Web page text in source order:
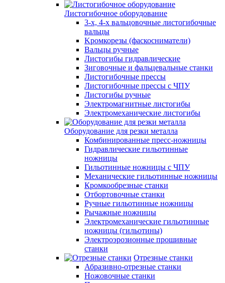
Листогибочное оборудование
3-х, 4-х вальцовочные листогибочные
вальцы
Kромкорезы (фаскосниматели)
Вальцы ручные
Листогибы гидравлические
Зиговочные и фальцевальные станки
Листогибочные прессы
Листогибочные прессы с ЧПУ
Листогибы ручные
Электромагнитные листогибы
Электромеханические листогибы
Оборудование для резки металла
Комбинированные пресс-ножницы
Гидравлические гильотинные
ножницы
Гильотинные ножницы с ЧПУ
Механические гильотинные ножницы
Кромкообрезные станки
Отбортовочные станки
Ручные гильотинные ножницы
Рычажные ножницы
Электромеханические гильотинные
ножницы (гильотины)
Электроэрозионные прошивные
станки
Отрезные станки
Абразивно-отрезные станки
Ножовочные станки